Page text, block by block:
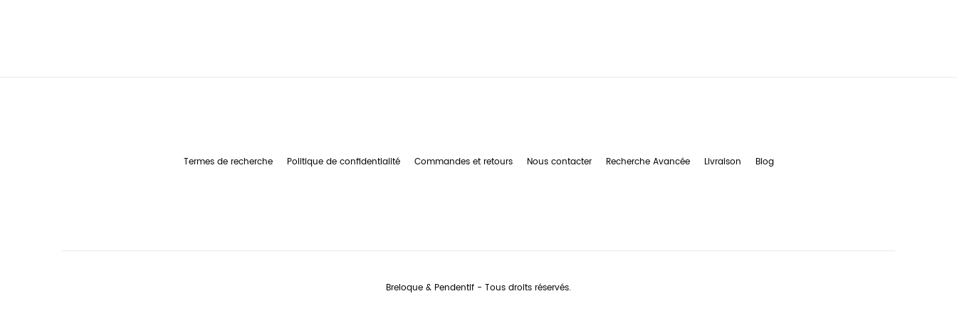
Termes de recherche Politique de confidentialité Commandes et retours Nous contacter Recherche Avancée Livraison Blog
Breloque & Pendentif - Tous droits réservés.